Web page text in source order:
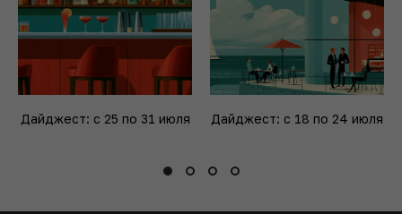
Дайджест: с 25 по 31 июля Дайджест: с 18 по 24 июля